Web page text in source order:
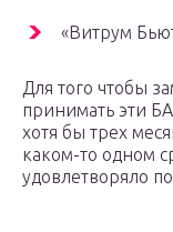
«Витрум
Для того чтобы
принимать эти
хотя бы трех
каком-то одном
удовлетворяло